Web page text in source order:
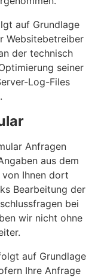
auf Grundlage
Websitebetreiber
der technisch
seiner
Log-Files
Anfragen
aus dem
Ihnen dort
Bearbeitung der
bei
wir nicht ohne
auf Grundlage
Ihre Anfrage